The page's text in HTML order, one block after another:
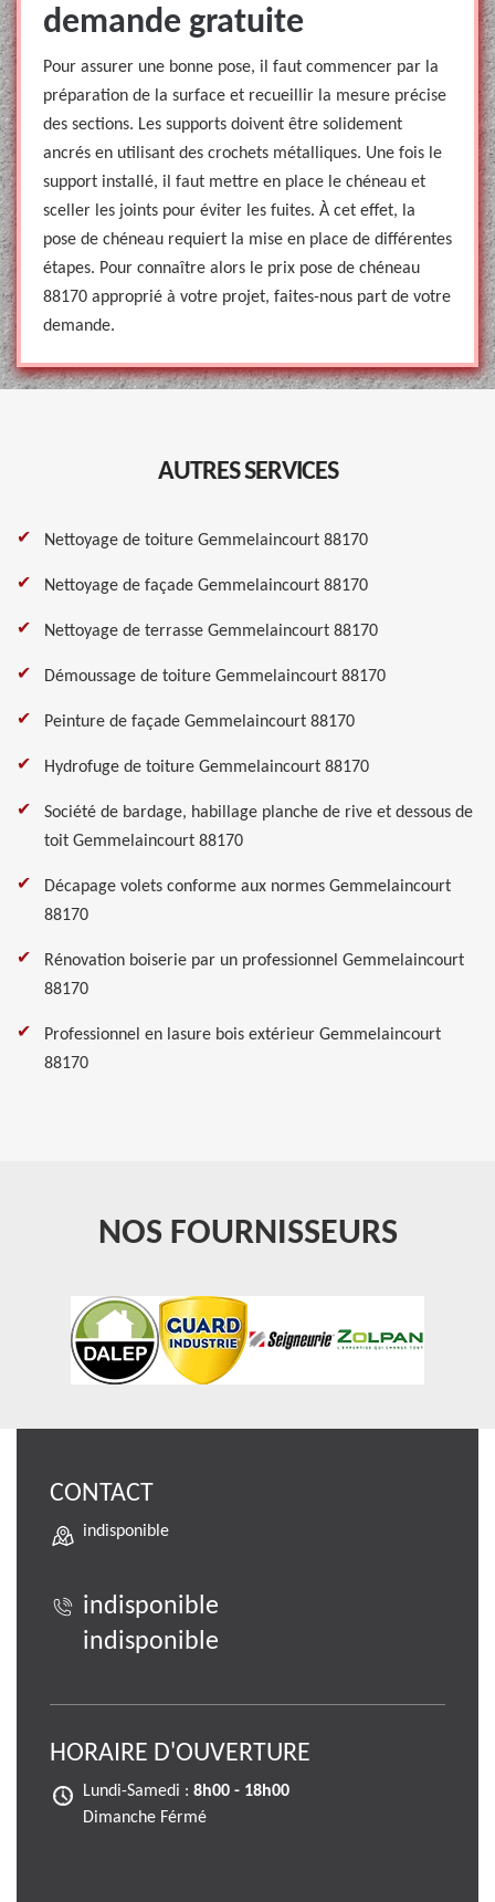
demande gratuite
Pour assurer une bonne pose, il faut commencer par la
préparation de la surface et recueillir la mesure précise
des sections. Les supports doivent être solidement
ancrés en utilisant des crochets métalliques. Une fois le
support installé, il faut mettre en place le chéneau et
sceller les joints pour éviter les fuites. À cet effet, la
pose de chéneau requiert la mise en place de différentes
étapes. Pour connaître alors le prix pose de chéneau
88170 approprié à votre projet, faites-nous part de votre
demande.
AUTRES SERVICES
Nettoyage de toiture Gemmelaincourt 88170
Nettoyage de façade Gemmelaincourt 88170
Nettoyage de terrasse Gemmelaincourt 88170
Démoussage de toiture Gemmelaincourt 88170
Peinture de façade Gemmelaincourt 88170
Hydrofuge de toiture Gemmelaincourt 88170
Société de bardage, habillage planche de rive et dessous de
toit Gemmelaincourt 88170
Décapage volets conforme aux normes Gemmelaincourt
88170
Rénovation boiserie par un professionnel Gemmelaincourt
88170
Professionnel en lasure bois extérieur Gemmelaincourt
88170
NOS FOURNISSEURS
CONTACT
indisponible
indisponible
indisponible
HORAIRE D'OUVERTURE
Lundi-Samedi : 8h00 - 18h00
Dimanche Férmé